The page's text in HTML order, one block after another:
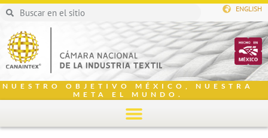
ENGLISH
NUESTRO OBJETIVO MÉXICO, NUESTRA
META EL MUNDO.